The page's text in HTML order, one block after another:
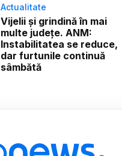
Actualitate
Vijelii și grindină în mai
multe județe. ANM:
Instabilitatea se reduce,
dar furtunile continuă
sâmbătă